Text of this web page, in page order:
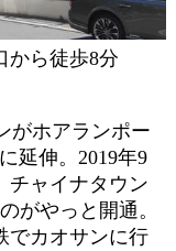
から徒歩8分
がホアランポー
延伸。2019年9
チャイナタウン
がやっと開通。
でカオサンに行